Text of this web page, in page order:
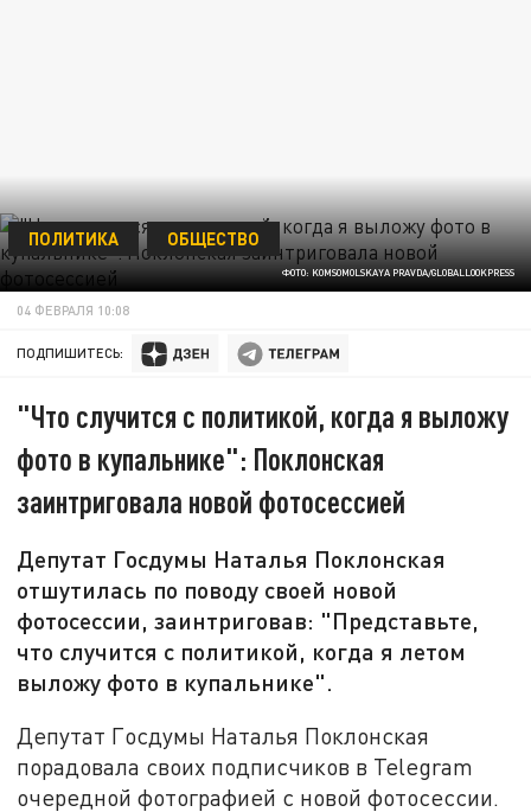
ФОТО: KOMSOMOLSKAYA PRAVDA/GLOBALLOOKPRESS
ПОЛИТИКА ОБЩЕСТВО
04 ФЕВРАЛЯ 10:08
ПОДПИШИТЕСЬ:
"Что случится с политикой, когда я выложу
фото в купальнике": Поклонская
заинтриговала новой фотосессией
Депутат Госдумы Наталья Поклонская
отшутилась по поводу своей новой
фотосессии, заинтриговав: "Представьте,
что случится с политикой, когда я летом
выложу фото в купальнике".
Депутат Госдумы Наталья Поклонская
порадовала своих подписчиков в Telegram
очередной фотографией с новой фотосессии.